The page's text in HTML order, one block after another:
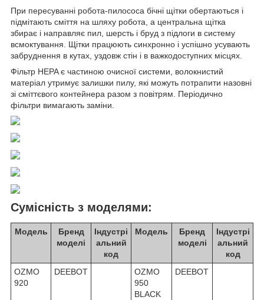
При пересуванні робота-пилососа бічні щітки обертаються і
підмітають сміття на шляху робота, а центральна щітка
збирає і направляє пил, шерсть і бруд з підлоги в систему
всмоктування. Щітки працюють синхронно і успішно усувають
забруднення в кутах, уздовж стін і в важкодоступних місцях.
Фільтр HEPA є частиною очисної системи, волокнистий
матеріал утримує залишки пилу, які можуть потрапити назовні
зі сміттєвого контейнера разом з повітрям. Періодично
фільтри вимагають заміни.
Сумісність з моделями:
Модель
Бренд
моделі
Індустрі
альний
код
Модель
Бренд
моделі
Індустрі
альний
код
OZMO
920
DEEBOT
OZMO
950
BLACK
DEEBOT